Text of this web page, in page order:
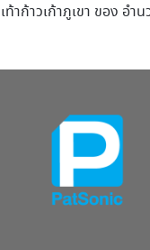
ท้าก้าวเก้าภูเขา ของ อ